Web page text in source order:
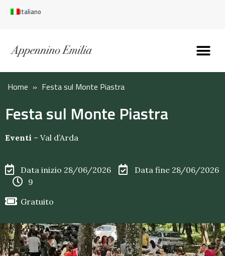
Italiano
Home » Festa sul Monte Piastra
Festa sul Monte Piastra
Eventi – Val d’Arda
Data inizio 28/06/2026
Data fine 28/06/2026
9
Gratuito